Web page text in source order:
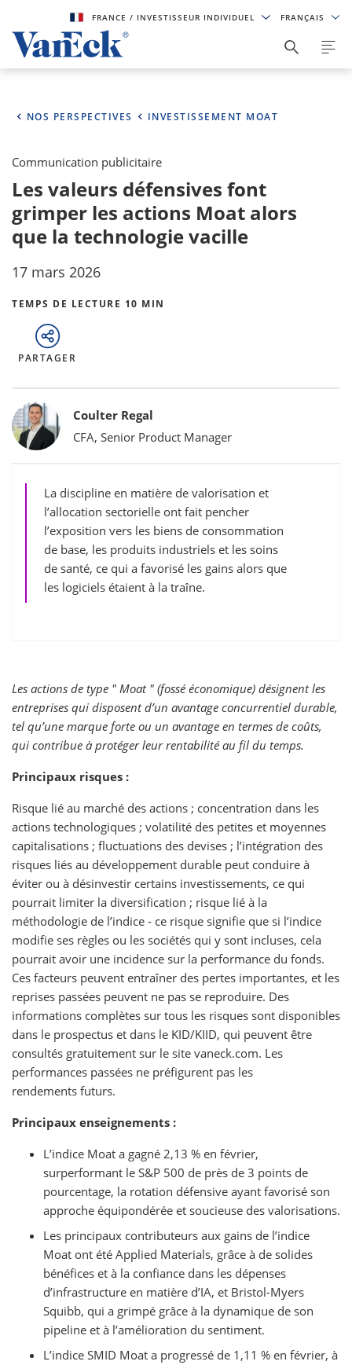
FRANCE/ INVESTISSEUR INDIVIDUEL FRANÇAIS
NOS PERSPECTIVES INVESTISSEMENT MOAT
Communication publicitaire
Les valeurs défensives font
grimper les actions Moat alors
que la technologie vacille
17 mars 2026
TEMPS DE LECTURE 10 MIN
PARTAGER
Bylines
Coulter Regal
CFA, Senior Product Manager
La discipline en matière de valorisation et
l’allocation sectorielle ont fait pencher
l’exposition vers les biens de consommation
de base, les produits industriels et les soins
de santé, ce qui a favorisé les gains alors que
les logiciels étaient à la traîne.
Les actions de type " Moat " (fossé économique) désignent les
entreprises qui disposent d’un avantage concurrentiel durable,
tel qu’une marque forte ou un avantage en termes de coûts,
qui contribue à protéger leur rentabilité au fil du temps.
Principaux risques :
Risque lié au marché des actions ; concentration dans les
actions technologiques ; volatilité des petites et moyennes
capitalisations ; fluctuations des devises ; l’intégration des
risques liés au développement durable peut conduire à
éviter ou à désinvestir certains investissements, ce qui
pourrait limiter la diversification ; risque lié à la
méthodologie de l’indice - ce risque signifie que si l’indice
modifie ses règles ou les sociétés qui y sont incluses, cela
pourrait avoir une incidence sur la performance du fonds.
Ces facteurs peuvent entraîner des pertes importantes, et les
reprises passées peuvent ne pas se reproduire. Des
informations complètes sur tous les risques sont disponibles
dans le prospectus et dans le KID/KIID, qui peuvent être
consultés gratuitement sur le site vaneck.com. Les
performances passées ne préfigurent pas les
rendements futurs.
Principaux enseignements :
L’indice Moat a gagné 2,13 % en février,
surperformant le S&P 500 de près de 3 points de
pourcentage, la rotation défensive ayant favorisé son
approche équipondérée et soucieuse des valorisations.
Les principaux contributeurs aux gains de l’indice
Moat ont été Applied Materials, grâce à de solides
bénéfices et à la confiance dans les dépenses
d’infrastructure en matière d’IA, et Bristol-Myers
Squibb, qui a grimpé grâce à la dynamique de son
pipeline et à l’amélioration du sentiment.
L’indice SMID Moat a progressé de 1,11 % en février, à